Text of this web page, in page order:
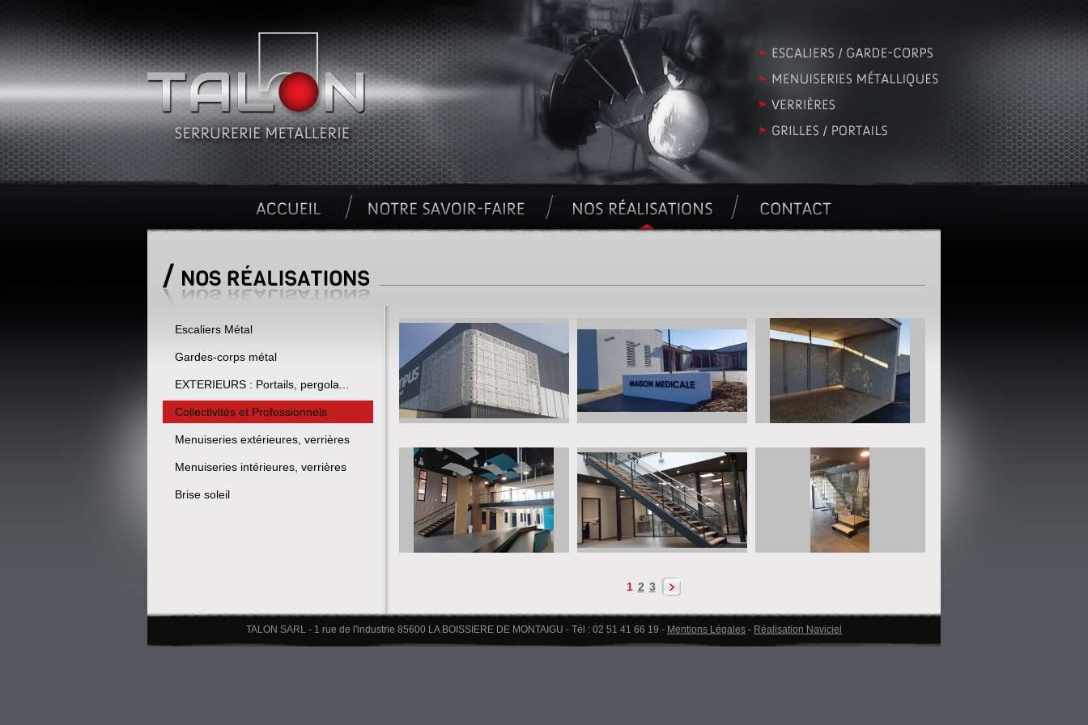
Escaliers Métal
Gardes-corps métal
EXTERIEURS : Portails, pergola...
Collectivités et Professionnels
Menuiseries extérieures, verrières
Menuiseries intérieures, verrières
Brise soleil
1 2 3
TALON SARL - 1 rue de l'industrie 85600 LA BOISSIERE DE MONTAIGU - Tél : 02 51 41 66 19 - Mentions Légales - Réalisation Naviciel